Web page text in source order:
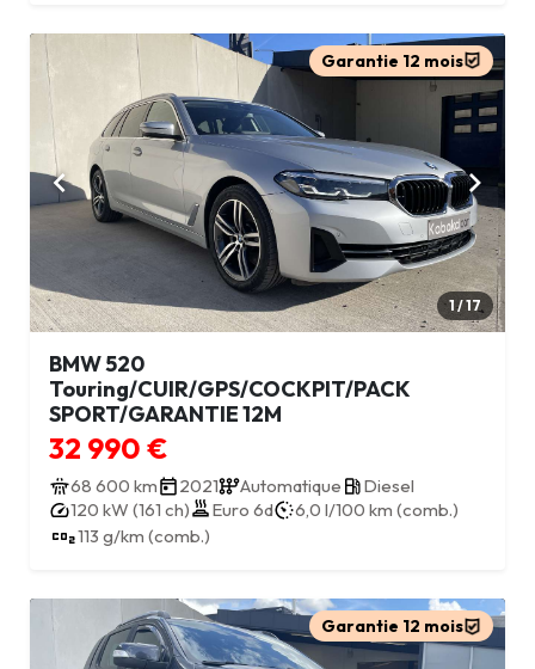
Garantie 12 mois
1 / 17
BMW 520
Touring/CUIR/GPS/COCKPIT/PACK
SPORT/GARANTIE 12M
32 990 €
68 600 km 2021 Automatique
Diesel
120 kW (161 ch)
Euro 6d
6,0 l/100 km (comb.)
113 g/km (comb.)
Garantie 12 mois